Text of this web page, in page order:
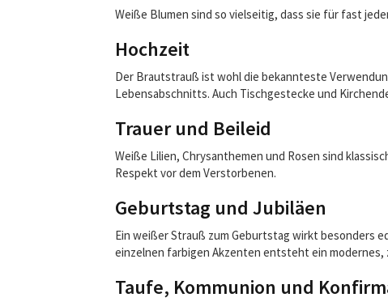
Weiße Blumen sind so vielseitig, dass sie für fast
Hochzeit
Der Brautstrauß ist wohl die bekannteste
Lebensabschnitts. Auch Tischgestecke und
Trauer und Beileid
Weiße Lilien, Chrysanthemen und Rosen sind
Respekt vor dem Verstorbenen.
Geburtstag und Jubiläen
Ein weißer Strauß zum Geburtstag wirkt besonders
einzelnen farbigen Akzenten entsteht ein modernes,
Taufe, Kommunion und